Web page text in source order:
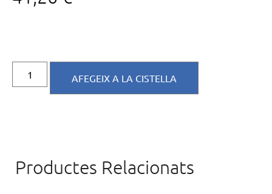
AFEGEIX A LA CISTELLA
Productes Relacionats